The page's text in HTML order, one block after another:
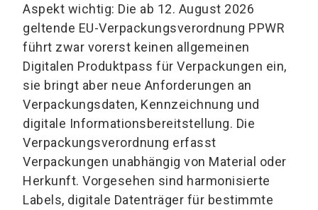
Aspekt wichtig: Die ab 12. August 2026
geltende EU-Verpackungsverordnung PPWR
führt zwar vorerst keinen allgemeinen
Digitalen Produktpass für Verpackungen ein,
sie bringt aber neue Anforderungen an
Verpackungsdaten, Kennzeichnung und
digitale Informationsbereitstellung. Die
Verpackungsverordnung erfasst
Verpackungen unabhängig von Material oder
Herkunft. Vorgesehen sind harmonisierte
Labels, digitale Datenträger für bestimmte